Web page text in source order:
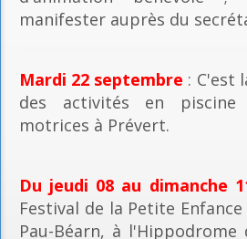
manifester auprès du
Mardi 22 septembre : C'est
des activités en
motrices à Prévert.
Du jeudi 08 au dimanche
Festival de la Petite
Pau-Béarn, à